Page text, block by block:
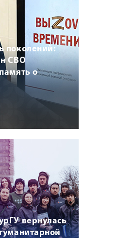
поколений:
СВО
о
вернулась